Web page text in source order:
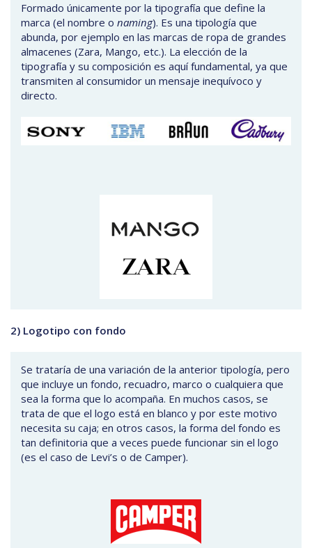
Formado únicamente por la tipografía que define la
marca (el nombre o naming). Es una tipología que
abunda, por ejemplo en las marcas de ropa de grandes
almacenes (Zara, Mango, etc.). La elección de la
tipografía y su composición es aquí fundamental, ya que
transmiten al consumidor un mensaje inequívoco y
directo.
2) Logotipo con fondo
Se trataría de una variación de la anterior tipología, pero
que incluye un fondo, recuadro, marco o cualquiera que
sea la forma que lo acompaña. En muchos casos, se
trata de que el logo está en blanco y por este motivo
necesita su caja; en otros casos, la forma del fondo es
tan definitoria que a veces puede funcionar sin el logo
(es el caso de Levi’s o de Camper).